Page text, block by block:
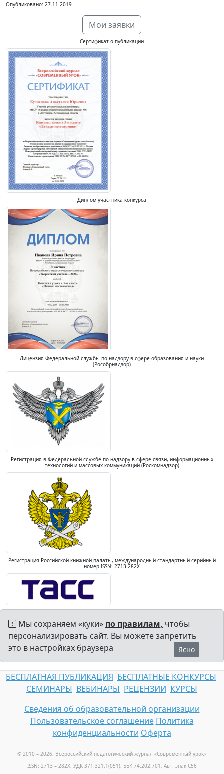
Опубликовано: 27.11.2019
Мои заявки
Сертификат о публикации
Диплом участника конкурса
Лицензия Федеральной службы по надзору в сфере образования и науки
(Рособрнадзор)
Регистрация в Федеральной службе по надзору в сфере связи, информационных
технологий и массовых коммуникаций (Роскомнадзор)
Регистрация Российской книжной палаты, международный стандартный серийный
номер ISSN: 2713-282X
Мы сохраняем «куки» по правилам, чтобы
персонализировать сайт. Вы можете запретить
это в настройках браузера
Ясно
БЕСПЛАТНАЯ ПУБЛИКАЦИЯ БЕСПЛАТНЫЕ КОНКУРСЫ
СЕМИНАРЫ ВЕБИНАРЫ РЕЦЕНЗИИ КУРСЫ
Сведения об образовательной организации
Пользовательское соглашение Политика
конфиденциальности Оферта
© 2010 – 2026, Всероссийский педагогический журнал «Современный урок»
ISSN: 2713 – 282X, УДК 371.321.1(051), ББК 74.202.701, Авт. знак С56